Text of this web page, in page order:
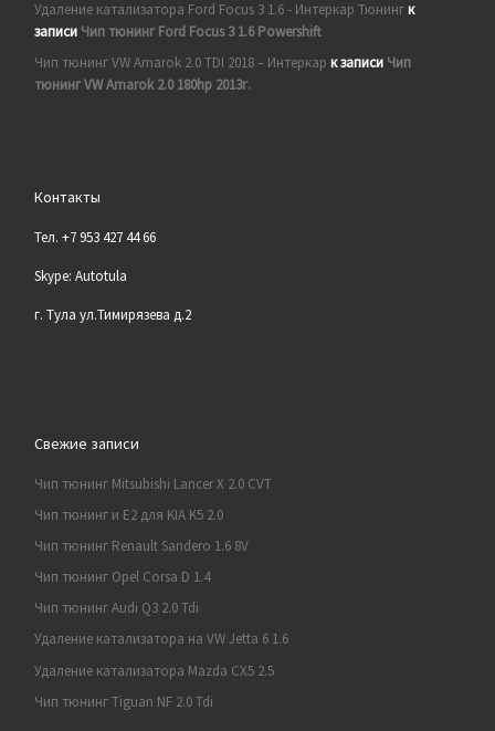
Удаление катализатора Ford Focus 3 1.6 - Интеркар Тюнингк
записи Чип тюнинг Ford Focus 3 1.6 Powershift
Чип тюнинг VW Amarok 2.0 TDI 2018 – Интеркар к записи Чип
тюнинг VW Amarok 2.0 180hp 2013г.
Контакты
Тел. +7 953 427 44 66
Skype: Autotula
г. Тула ул.Тимирязева д.2
Свежие записи
Чип тюнинг Mitsubishi Lancer X 2.0 CVT
Чип тюнинг и E2 для KIA K5 2.0
Чип тюнинг Renault Sandero 1.6 8V
Чип тюнинг Opel Corsa D 1.4
Чип тюнинг Audi Q3 2.0 Tdi
Удаление катализатора на VW Jetta 6 1.6
Удаление катализатора Mazda CX5 2.5
Чип тюнинг Tiguan NF 2.0 Tdi